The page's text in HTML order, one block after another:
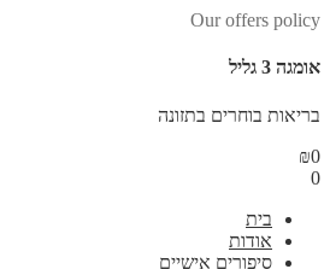
Our offers policy
אומגה 3 גליל
בריאות בוחרים בתזונה
₪0
0
בית
אודות
סיפורים אישיים